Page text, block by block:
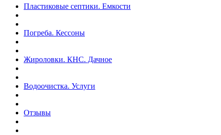
Пластиковые септики. Емкости
Погреба. Кессоны
Жироловки. КНС. Дачное
Водоочистка. Услуги
Отзывы